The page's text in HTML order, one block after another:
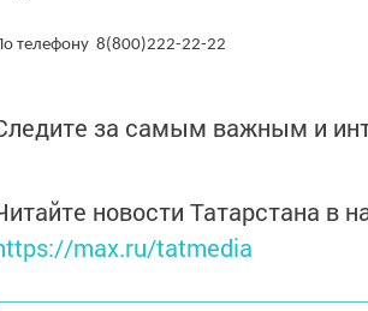
телефону 8(800)222-22-22
за самым важным и
новости Татарстана в
max.ru/tatmedia